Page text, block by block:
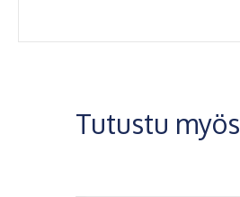
Tutustu myös